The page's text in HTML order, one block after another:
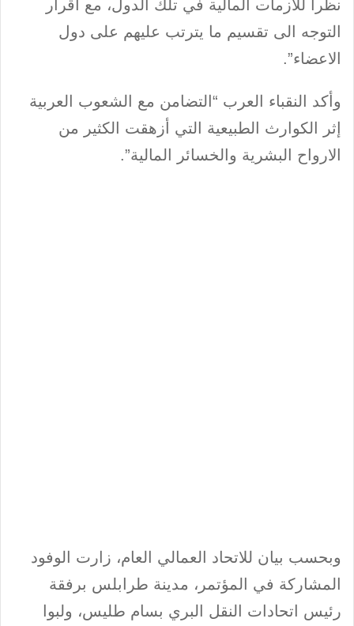
نظراً للازمات المالية في تلك الدول، مع اقرار
التوجه الى تقسيم ما يترتب عليهم على دول
الاعضاء”.
وأكد النقباء العرب “التضامن مع الشعوب العربية
إثر الكوارث الطبيعية التي أزهقت الكثير من
الارواح البشرية والخسائر المالية”.
وبحسب بيان للاتحاد العمالي العام، زارت الوفود
المشاركة في المؤتمر، مدينة طرابلس برفقة
رئيس اتحادات النقل البري بسام طليس، ولبوا